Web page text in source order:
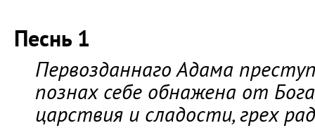
Песнь 1
Первозданнаго Адама
познах себе обнажена от
царствия и сладости, грех